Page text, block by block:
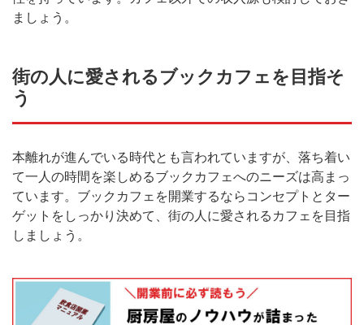
ましょう。
街の人に愛されるブックカフェを目指そ
う
本離れが進んでいる時代とも言われていますが、落ち着い
て一人の時間を楽しめるブックカフェへのニーズは高まっ
ています。ブックカフェを開業するならコンセプトとター
ゲットをしっかり決めて、街の人に愛されるカフェを目指
しましょう。